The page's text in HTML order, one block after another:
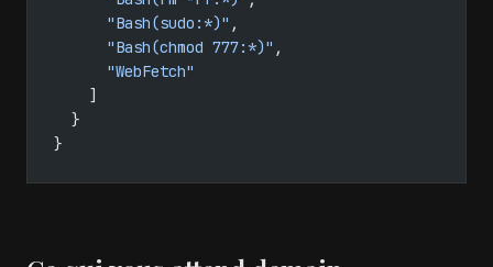
      "Bash(sudo:*)"
,
      "Bash(chmod 777:*)"
,
      "WebFetch"
    ]
  }
}